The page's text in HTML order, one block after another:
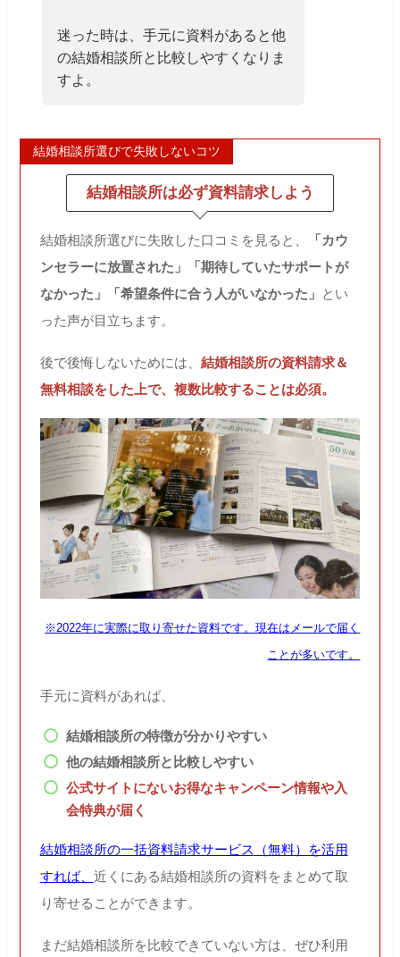
迷った時は、手元に資料があると他
の結婚相談所と比較しやすくなりま
すよ。
結婚相談所選びで失敗しないコツ
結婚相談所は必ず資料請求しよう
結婚相談所選びに失敗した口コミを見ると、
「カウ
ンセラーに放置された」「期待していたサポートが
なかった」「希望条件に合う人がいなかった」 とい
った声が目立ちます。
後で後悔しないためには、 結婚相談所の資料請求＆
無料相談をした上で、複数比較することは必須。
※2022年に実際に取り寄せた資料です。現在はメールで届く
ことが多いです。
手元に資料があれば、
結婚相談所の特徴が分かりやすい
他の結婚相談所と比較しやすい
公式サイトにないお得なキャンペーン情報や入
会特典が届く
結婚相談所の一括資料請求サービス（無料）を活用
すれば、 近くにある結婚相談所の資料をまとめて取
り寄せることができます。
まだ結婚相談所を比較できていない方は、ぜひ利用